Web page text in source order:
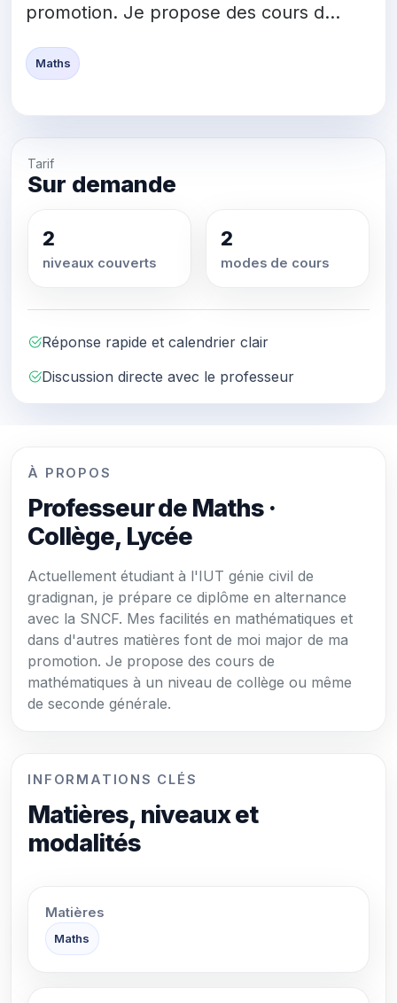
promotion. Je propose des cours d...
Maths
Tarif
Sur demande
2
niveaux couverts
2
modes de cours
Réponse rapide et calendrier clair
Discussion directe avec le professeur
À PROPOS
Professeur de Maths ·
Collège, Lycée
Actuellement étudiant à l'IUT génie civil de
gradignan, je prépare ce diplôme en alternance
avec la SNCF. Mes facilités en mathématiques et
dans d'autres matières font de moi major de ma
promotion. Je propose des cours de
mathématiques à un niveau de collège ou même
de seconde générale.
INFORMATIONS CLÉS
Matières, niveaux et
modalités
Matières
Maths